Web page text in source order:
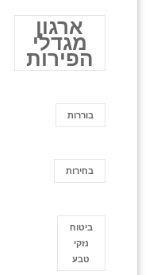
ארגון
מגדלי
הפירות
בוררות
בחירות
ביטוח
נזקי
טבע